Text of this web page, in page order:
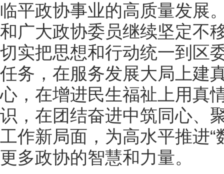
临平政协事业的高质量发展
和广大政协委员继续坚定不
切实把思想和行动统一到区
任务，在服务发展大局上建
心，在增进民生福祉上用真
识，在团结奋进中筑同心、
工作新局面，为高水平推进“
更多政协的智慧和力量。